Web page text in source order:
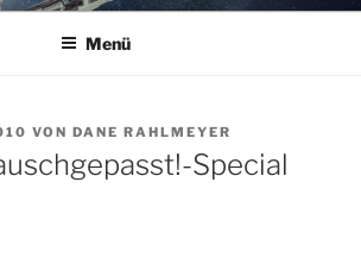
Menü
VON DANE RAHLMEYER
Special